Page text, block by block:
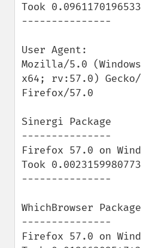
Took
---------------
User Agent:
Mozilla/5.0
x64; rv:57.0) Gecko/
Firefox/57.0
Sinergi Package
---------------
Firefox 57.0 on
Took
---------------
WhichBrowser Package
---------------
Firefox 57.0 on